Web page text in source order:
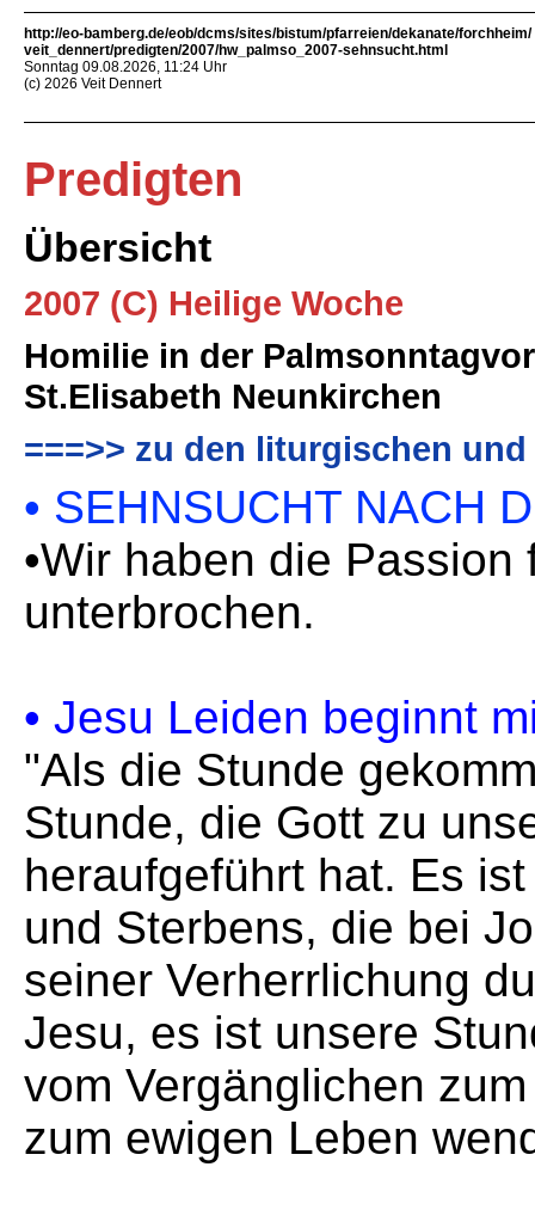
http://eo-bamberg.de/eob/dcms/sites/bistum/pfarreien/dekanate/forchheim/
veit_dennert/predigten/2007/hw_palmso_2007-sehnsucht.html
Sonntag 09.08.2026, 11:24 Uhr
(c) 2026 Veit Dennert
Predigten
Übersicht
2007 (C) Heilige Woche
Homilie in der
St.Elisabeth Neunkirchen
===>> zu den liturgischen
• SEHNSUCHT NACH
•Wir haben die
unterbrochen.
• Jesu Leiden beginnt
"Als die Stunde
Stunde, die Gott zu
heraufgeführt hat. Es
und Sterbens, die bei
seiner Verherrlichung
Jesu, es ist unsere
vom Vergänglichen
zum ewigen Leben